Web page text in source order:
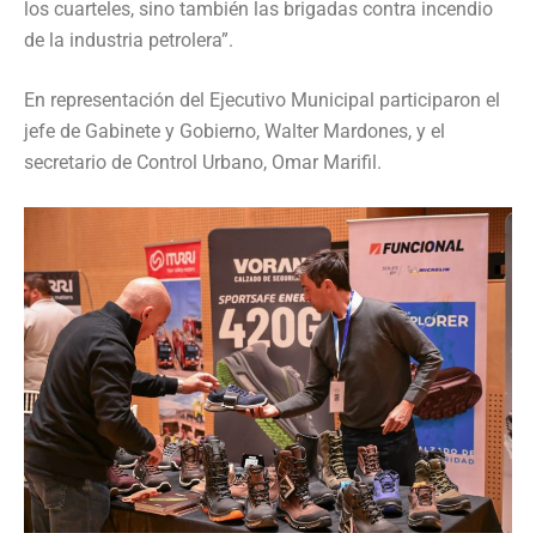
los cuarteles, sino también las brigadas contra incendio
de la industria petrolera”.
En representación del Ejecutivo Municipal participaron el
jefe de Gabinete y Gobierno, Walter Mardones, y el
secretario de Control Urbano, Omar Marifil.